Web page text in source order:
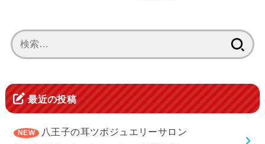
索:
最近の投稿
八王子の耳ツボジュエリーサロン